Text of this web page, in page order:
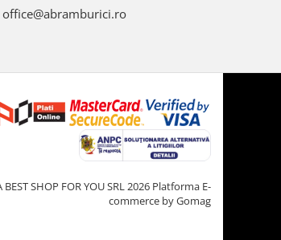
office@abramburici.ro
SHOP FOR YOU SRL 2026 Platforma E-
commerce by Gomag